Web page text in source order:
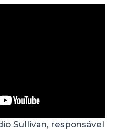
Sullivan, responsável